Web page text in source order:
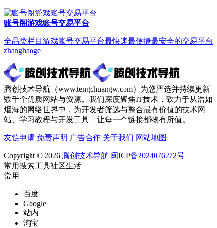
账号阁游戏账号交易平台
全品类栏目游戏账号交易平台最快速最便捷最安全的交易平台
zhanghaoge
腾创技术导航（www.tengchuangw.com）为您严选并持续更新
数千个优质网站与资源。我们深度聚焦IT技术，致力于从浩如
烟海的网络世界中，为开发者筛选与整合最有价值的技术网
站、学习教程与开发工具，让每一个链接都物有所值。
友链申请 免责声明 广告合作 关于我们 网站地图
Copyright © 2026 腾创技术导航 闽ICP备2024076272号
常用搜索工具社区生活
常用
百度
Google
站内
淘宝